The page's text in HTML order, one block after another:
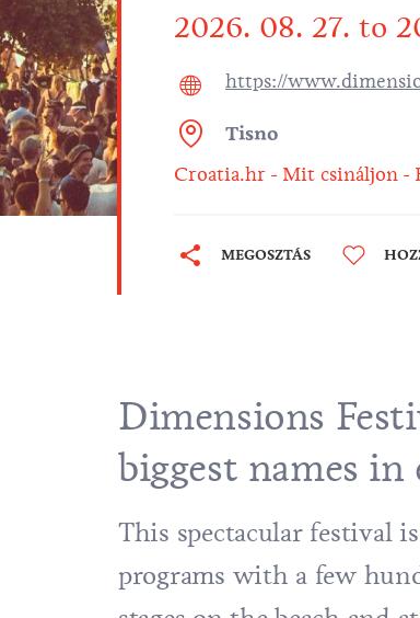
2026. 08. 27. to
https://
Tisno
Croatia.hr
Mit csináljon
MEGOSZTÁS
Dimensions
biggest names
This spectacular festival
programs with a few